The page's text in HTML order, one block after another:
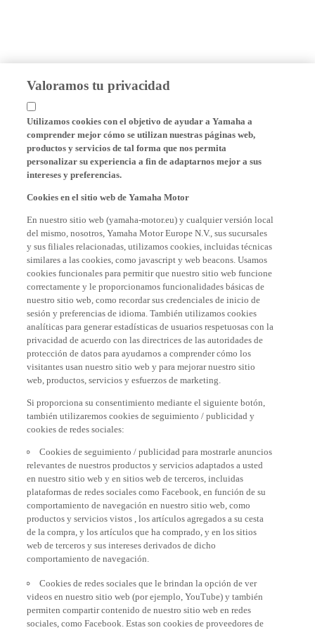
Valoramos tu privacidad
Utilizamos cookies con el objetivo de ayudar a Yamaha a
comprender mejor cómo se utilizan nuestras páginas web,
productos y servicios de tal forma que nos permita
personalizar su experiencia a fin de adaptarnos mejor a sus
intereses y preferencias.
Cookies en el sitio web de Yamaha Motor
En nuestro sitio web (yamaha-motor.eu) y cualquier versión local
del mismo, nosotros, Yamaha Motor Europe N.V., sus sucursales
y sus filiales relacionadas, utilizamos cookies, incluidas técnicas
similares a las cookies, como javascript y web beacons. Usamos
cookies funcionales para permitir que nuestro sitio web funcione
correctamente y le proporcionamos funcionalidades básicas de
nuestro sitio web, como recordar sus credenciales de inicio de
sesión y preferencias de idioma. También utilizamos cookies
analíticas para generar estadísticas de usuarios respetuosas con la
privacidad de acuerdo con las directrices de las autoridades de
protección de datos para ayudarnos a comprender cómo los
visitantes usan nuestro sitio web y para mejorar nuestro sitio
web, productos, servicios y esfuerzos de marketing.
Si proporciona su consentimiento mediante el siguiente botón,
también utilizaremos cookies de seguimiento / publicidad y
cookies de redes sociales:
Cookies de seguimiento / publicidad para mostrarle anuncios
relevantes de nuestros productos y servicios adaptados a usted
en nuestro sitio web y en sitios web de terceros, incluidas
plataformas de redes sociales como Facebook, en función de su
comportamiento de navegación en nuestro sitio web, como
productos y servicios vistos , los artículos agregados a su cesta
de la compra, y los artículos que ha comprado, y en los sitios
web de terceros y sus intereses derivados de dicho
comportamiento de navegación.
Cookies de redes sociales que le brindan la opción de ver
videos en nuestro sitio web (por ejemplo, YouTube) y también
permiten compartir contenido de nuestro sitio web en redes
sociales, como Facebook. Estas son cookies de proveedores de